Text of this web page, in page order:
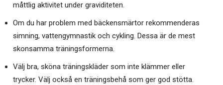
måttlig aktivitet under graviditeten.
Om du har problem med bäckensmärtor rekommenderas
simning, vattengymnastik och cykling. Dessa är de mest
skonsamma träningsformerna.
Välj bra, sköna träningskläder som inte klämmer eller
trycker. Välj också en träningsbehå som ger god stötta.